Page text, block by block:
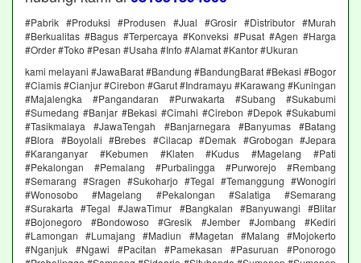
#Pabrik #Produksi #Produsen #Jual #Grosir #Distributor #Murah
#Berkualitas #Bagus #Terpercaya #Konveksi #Pusat #Agen #Harga
#Order #Toko #Pesan #Usaha #Info #Alamat #Kantor #Ukuran
kami melayani #JawaBarat #Bandung #BandungBarat #Bekasi #Bogor
#Ciamis #Cianjur #Cirebon #Garut #Indramayu #Karawang #Kuningan
#Majalengka #Pangandaran #Purwakarta #Subang #Sukabumi
#Sumedang #Banjar #Bekasi #Cimahi #Cirebon #Depok #Sukabumi
#Tasikmalaya #JawaTengah #Banjarnegara #Banyumas #Batang
#Blora #Boyolali #Brebes #Cilacap #Demak #Grobogan #Jepara
#Karanganyar #Kebumen #Klaten #Kudus #Magelang #Pati
#Pekalongan #Pemalang #Purbalingga #Purworejo #Rembang
#Semarang #Sragen #Sukoharjo #Tegal #Temanggung #Wonogiri
#Wonosobo #Magelang #Pekalongan #Salatiga #Semarang
#Surakarta #Tegal #JawaTimur #Bangkalan #Banyuwangi #Blitar
#Bojonegoro #Bondowoso #Gresik #Jember #Jombang #Kediri
#Lamongan #Lumajang #Madiun #Magetan #Malang #Mojokerto
#Nganjuk #Ngawi #Pacitan #Pamekasan #Pasuruan #Ponorogo